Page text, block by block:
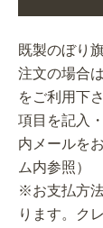
既製のぼり
注文の場合
をご利用下さ
項目を記入
内メールを
ム内参照）
※お支払方
ります。ク